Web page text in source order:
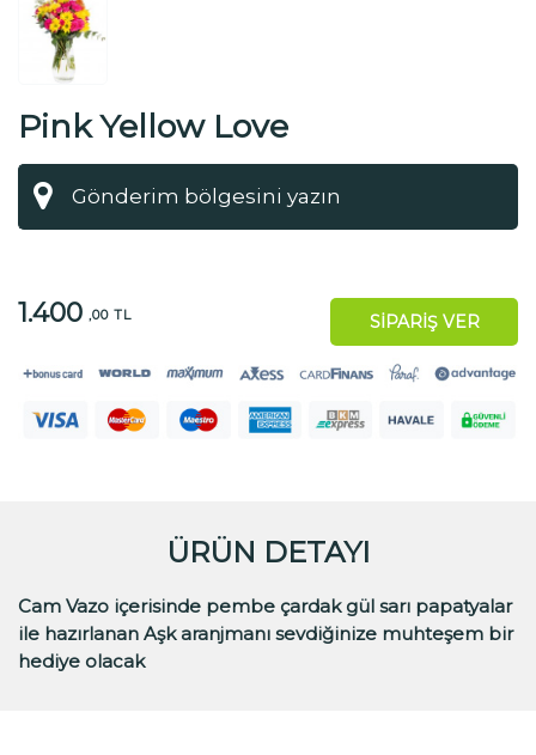
Pink Yellow Love
1.400 ,00 TL SİPARİŞ VER
ÜRÜN DETAYI
Cam Vazo içerisinde pembe çardak gül sarı papatyalar
ile hazırlanan Aşk aranjmanı sevdiğinize muhteşem bir
hediye olacak